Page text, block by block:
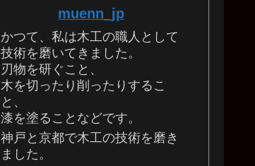
muenn_jp
かつて、私は木工の職人として
技術を磨いてきました。
刃物を研ぐこと、
木を切ったり削ったりするこ
と、
漆を塗ることなどです。
神戸と京都で木工の技術を磨き
ました。